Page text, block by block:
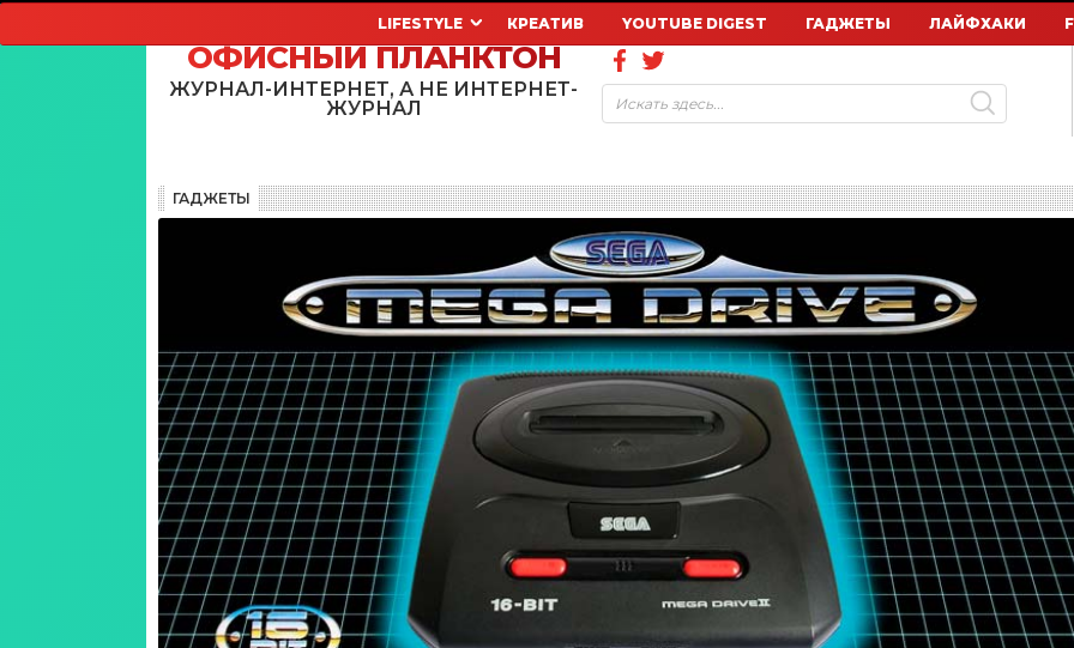
ОФИСНЫЙ ПЛАНКТОН
ЖУРНАЛ-ИНТЕРНЕТ, А НЕ ИНТЕРНЕТ-
ЖУРНАЛ
LIFESTYLE КРЕАТИВ YOUTUBE DIGEST ГАДЖЕТЫ ЛАЙФХАКИ
ГАДЖЕТЫ